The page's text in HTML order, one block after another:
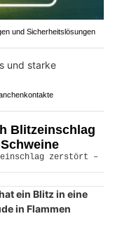
und Sicherheitslösungen
Blitzeinschlag
ein Blitz in eine
in Flammen